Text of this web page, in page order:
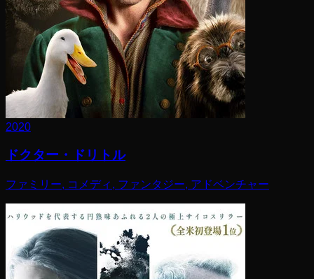
2020
ドクター・ドリトル
ファミリー, コメディ, ファンタジー, アドベンチャー